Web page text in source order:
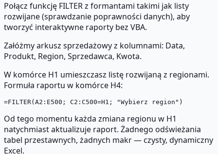
Połącz funkcję FILTER z formantami takimi jak listy
rozwijane (sprawdzanie poprawności danych), aby
tworzyć interaktywne raporty bez VBA.
Załóżmy arkusz sprzedażowy z kolumnami: Data,
Produkt, Region, Sprzedawca, Kwota.
W komórce H1 umieszczasz listę rozwijaną z regionami.
Formuła raportu w komórce H4:
Od tego momentu każda zmiana regionu w H1
natychmiast aktualizuje raport. Żadnego odświeżania
tabel przestawnych, żadnych makr — czysty, dynamiczny
Excel.